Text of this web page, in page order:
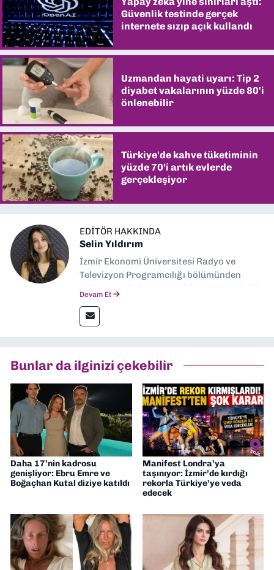
Güvenlik testinde gerçek
internete sızıp açık kullandı
Uzmandan hayati uyarı: Tip 2
diyabet vakalarının yüzde 80'i
önlenebilir
Türkiye'de kahve tüketiminin
yüzde 70’i artık evlerde
gerçekleşiyor
EDITÖR HAKKINDA
Selin Yıldırım
İzmir Ekonomi Üniversitesi Radyo ve
Televizyon Programcılığı bölümünden
2024 senesinde mezun oldum. Dokuz Eylül
editörlük görevini de üstleniyorum.
Devam Et
Bunlar da ilginizi çekebilir
Daha 17’nin kadrosu
genişliyor: Ebru Emre ve
Boğaçhan Kutal diziye katıldı
Manifest Londra’ya
taşınıyor: İzmir’de kırdığı
rekorla Türkiye’ye veda
edecek